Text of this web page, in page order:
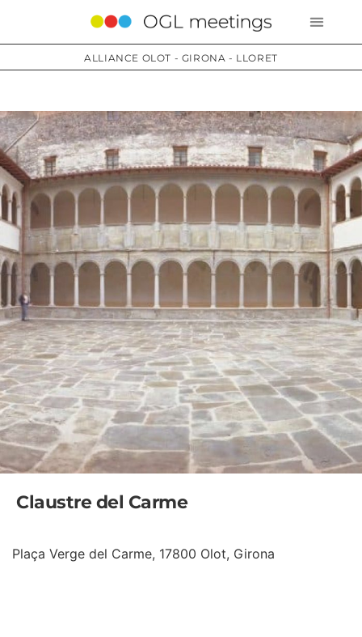
ALLIANCE OLOT - GIRONA - LLORET
Claustre del Carme
Plaça Verge del Carme, 17800 Olot, Girona